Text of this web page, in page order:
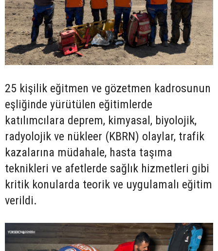
25 kişilik eğitmen ve gözetmen kadrosunun
eşliğinde yürütülen eğitimlerde
katılımcılara deprem, kimyasal, biyolojik,
radyolojik ve nükleer (KBRN) olaylar, trafik
kazalarına müdahale, hasta taşıma
teknikleri ve afetlerde sağlık hizmetleri gibi
kritik konularda teorik ve uygulamalı eğitim
verildi.